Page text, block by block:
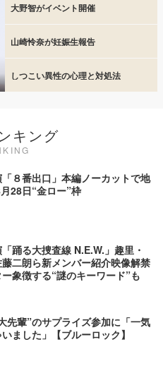
大野智がイベント開催
山崎怜奈が妊娠生報告
しつこい異性の心理と対処法
キング
８番出口」本編ノーカットで地
28日“金ロー”枠
踊る大捜査線 N.E.W.」趣里・
二朗ら新メンバー紹介映像解禁
象徴する“謎のキーワード”も
先輩”のサプライズ参加に「一気
ました」【ブルーロック】